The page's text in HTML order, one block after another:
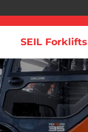
Promociones
Nosotros
Blog
SEIL